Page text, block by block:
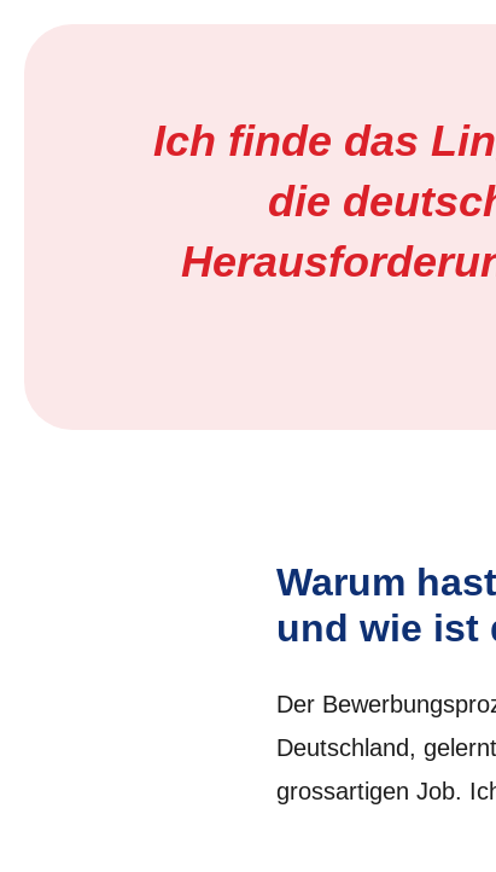
Ich finde das
die
Warum
und wie ist
Der
Deutschland,
grossartigen Job.